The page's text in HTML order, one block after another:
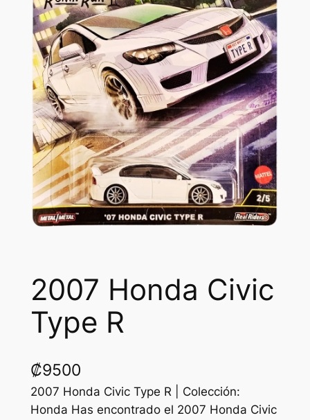
2007 Honda Civic
Type R
₡9500
2007 Honda Civic Type R | Colección:
Honda Has encontrado el 2007 Honda Civic